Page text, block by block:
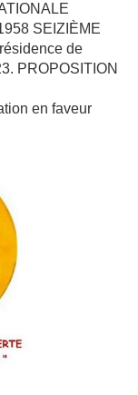
SEIZIÈME
de
PROPOSITION
en faveur